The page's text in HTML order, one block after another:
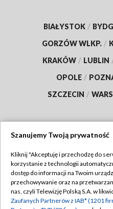
BIAŁYSTOK /
GORZÓW WLKP. /
KRAKÓW / LUBLIN
OPOLE /
SZCZECIN /
Abonament TVP
Emisja w TVP
Polityka
Szanujemy Twoją prywatność
Kliknij "Akceptuję i przechodzę do
korzystanie z technologii
dostęp do informacji na Twoim
przechowywanie oraz na
nas, czyli Telewizję Polską S.A. w
Zaufanych Partnerów z IAB* (1201